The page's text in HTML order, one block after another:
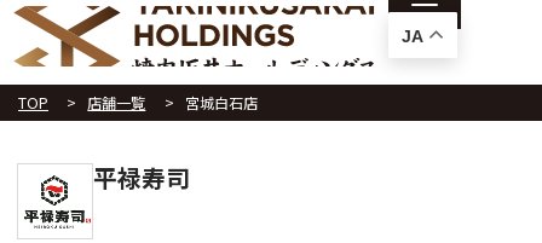
TOP 店舗一覧 宮城白石店
平禄寿司
JA